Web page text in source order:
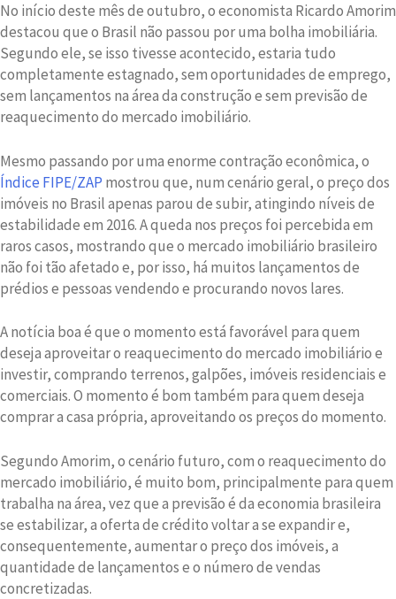
No início deste mês de outubro, o economista Ricardo Amorim
destacou que o Brasil não passou por uma bolha imobiliária.
Segundo ele, se isso tivesse acontecido, estaria tudo
completamente estagnado, sem oportunidades de emprego,
sem lançamentos na área da construção e sem previsão de
reaquecimento do mercado imobiliário.
Mesmo passando por uma enorme contração econômica, o
Índice FIPE/ZAP mostrou que, num cenário geral, o preço dos
imóveis no Brasil apenas parou de subir, atingindo níveis de
estabilidade em 2016. A queda nos preços foi percebida em
raros casos, mostrando que o mercado imobiliário brasileiro
não foi tão afetado e, por isso, há muitos lançamentos de
prédios e pessoas vendendo e procurando novos lares.
A notícia boa é que o momento está favorável para quem
deseja aproveitar o reaquecimento do mercado imobiliário e
investir, comprando terrenos, galpões, imóveis residenciais e
comerciais. O momento é bom também para quem deseja
comprar a casa própria, aproveitando os preços do momento.
Segundo Amorim, o cenário futuro, com o reaquecimento do
mercado imobiliário, é muito bom, principalmente para quem
trabalha na área, vez que a previsão é da economia brasileira
se estabilizar, a oferta de crédito voltar a se expandir e,
consequentemente, aumentar o preço dos imóveis, a
quantidade de lançamentos e o número de vendas
concretizadas.